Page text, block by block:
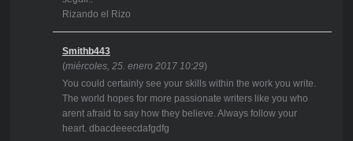
Rizando el Rizo
Smithb443
(miércoles, 25. enero 2017 10:29)
You could certainly see your skills within the work you write.
The world hopes for more passionate writers like you who
arent afraid to say how they believe. Always follow your
heart. dbacdeeecdafgdfg